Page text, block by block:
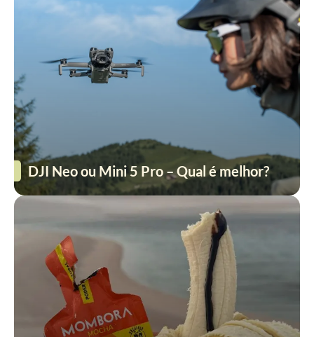
DJI Neo ou Mini 5 Pro – Qual é melhor?